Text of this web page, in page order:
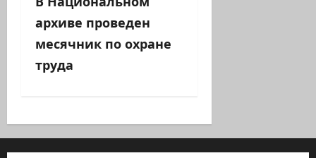
ц
и
я
а
архиве проведен
месячник по охране
труда